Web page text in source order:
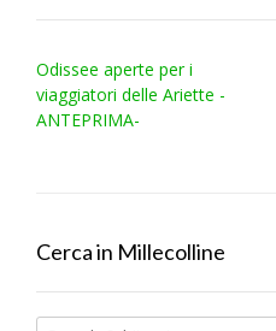
Post
navigation
Odissee aperte per i
viaggiatori delle Ariette -
ANTEPRIMA-
Cerca in Millecolline